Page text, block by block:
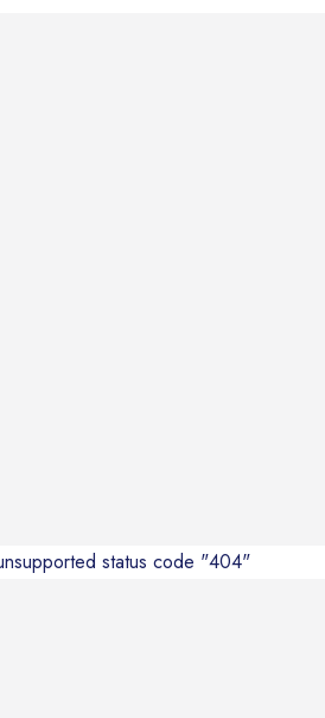
status code "404"